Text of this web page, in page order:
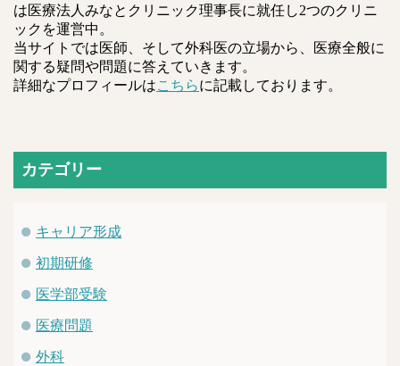
は医療法人みなとクリニック理事長に就任し2つのクリニ
ックを運営中。
当サイトでは医師、そして外科医の立場から、医療全般に
関する疑問や問題に答えていきます。
詳細なプロフィールはこちらに記載しております。
カテゴリー
キャリア形成
初期研修
医学部受験
医療問題
外科